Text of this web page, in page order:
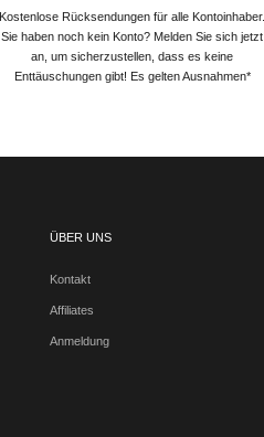
Kostenlose Rücksendungen für alle Kontoinhaber.
Sie haben noch kein Konto? Melden Sie sich jetzt
an, um sicherzustellen, dass es keine
Enttäuschungen gibt! Es gelten Ausnahmen*
ÜBER UNS
Kontakt
Affiliates
Anmeldung